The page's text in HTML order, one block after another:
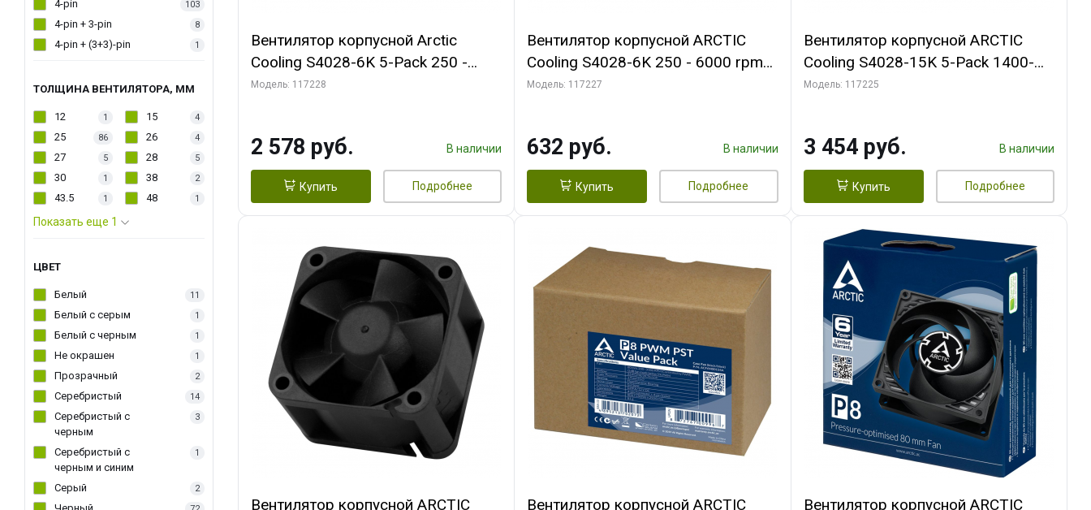
4-pin 103
4-pin + 3-pin 8
4-pin + (3+3)-pin 1
ТОЛЩИНА ВЕНТИЛЯТОРА, ММ
12 1 15 4
25 86 26 4
27 5 28 5
30 1 38 2
43.5 1 48 1
Показать еще 1
ЦВЕТ
Белый 11
Белый с серым 1
Белый с черным 1
Не окрашен 1
Прозрачный 2
Серебристый 14
Серебристый с
черным
3
Серебристый с
черным и синим
1
Серый 2
Вентилятор корпусной Arctic
Cooling S4028-6K 5-Pack 250 -
6000 rpm Dual Ball Bearing 4-Pin
Модель: 117228
2 578 руб. В наличии
Купить Подробнее
Вентилятор корпусной ARCTIC
Cooling S4028-6K 250 - 6000 rpm
Dual Ball Bearing 4-Pin Fan-
Модель: 117227
632 руб. В наличии
Купить Подробнее
Вентилятор корпусной ARCTIC
Cooling S4028-15K 5-Pack 1400-
15000rpm rpm Dual Ball Bearing 4-
Модель: 117225
3 454 руб. В наличии
Купить Подробнее
Вентилятор корпусной ARCTIC
Вентилятор корпусной ARCTIC
Вентилятор корпусной ARCTIC